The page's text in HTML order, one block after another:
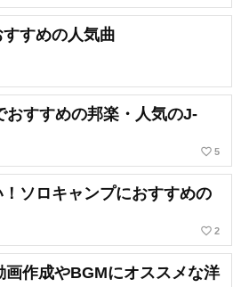
すめの人気曲
おすすめの邦楽・人気のJ-
favorite_border 5
ソロキャンプにおすすめの
favorite_border 2
作成やBGMにオススメな洋